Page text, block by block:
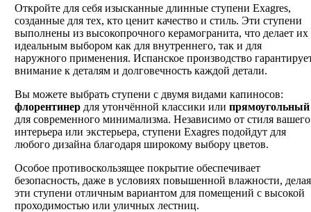
Откройте для себя изысканные длинные ступени Exagres,
созданные для тех, кто ценит качество и стиль. Эти ступени
выполнены из высокопрочного керамогранита, что делает их
идеальным выбором как для внутреннего, так и для
наружного применения. Испанское производство
внимание к деталям и долговечность каждой детали.
Вы можете выбрать ступени с двумя видами капиносов:
флорентинердля утончённой классики или прямоугольный
для современного минимализма. Независимо от стиля вашего
интерьера или экстерьера, ступени Exagres подойдут для
любого дизайна благодаря широкому выбору цветов.
Особое противоскользящее покрытие обеспечивает
безопасность, даже в условиях повышенной влажности, делая
эти ступени отличным вариантом для помещений с высокой
проходимостью или уличных лестниц.